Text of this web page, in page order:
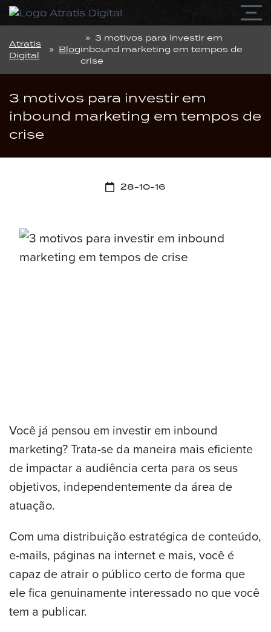
Atratis
Digital
» Blog
» 3 motivos para investir em
inbound marketing em tempos de
crise
3 motivos para investir em
inbound marketing em tempos de
crise
28-10-16
Você já pensou em investir em inbound
marketing? Trata-se da maneira mais eficiente
de impactar a audiência certa para os seus
objetivos, independentemente da área de
atuação.
Com uma distribuição estratégica de conteúdo,
e-mails, páginas na internet e mais, você é
capaz de atrair o público certo de forma que
ele fica genuinamente interessado no que você
tem a publicar.